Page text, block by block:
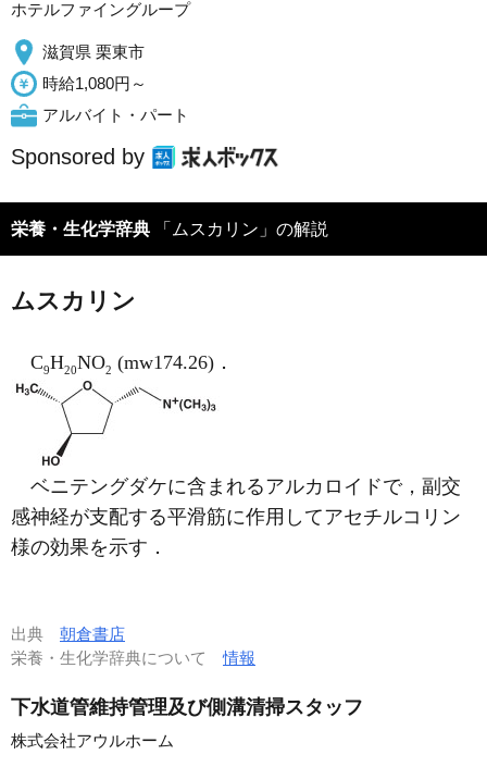
ホテルファイングループ
滋賀県 栗東市
時給1,080円～
アルバイト・パート
Sponsored by
栄養・生化学辞典 「ムスカリン」の解説
ムスカリン
C9H20NO2 (mw174.26)．
ベニテングダケに含まれるアルカロイドで，副交
感神経が支配する平滑筋に作用してアセチルコリン
様の効果を示す．
出典 朝倉書店
栄養・生化学辞典について情報
下水道管維持管理及び側溝清掃スタッフ
株式会社アウルホーム